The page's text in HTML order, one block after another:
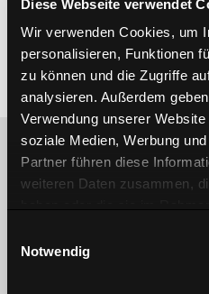
Diese Webseite verwendet
Wir verwenden Cookies, um
personalisieren, Funktionen
zu können und die Zugriffe
analysieren. Außerdem
Verwendung unserer
soziale Medien, Werbung
Partner führen diese
weiteren Daten zusammen,
Notwendig
W1 C Low
focuses on people’s well-